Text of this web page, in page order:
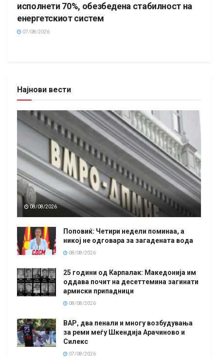
исполнети 70%, обезбедена стабилност на
енергетскиот систем
07/08/2026
Најнови вести
08/08/2026
Поповиќ: Четири недели поминаа, а
никој не одговара за загадената вода
08/08/2026
25 години од Карпалак: Македонија им
оддава почит на десеттемина загинати
армиски припадници
08/08/2026
ВАР, два пенали и многу возбудувања
за реми меѓу Шкендија Арачиново и
Силекс
07/08/2026